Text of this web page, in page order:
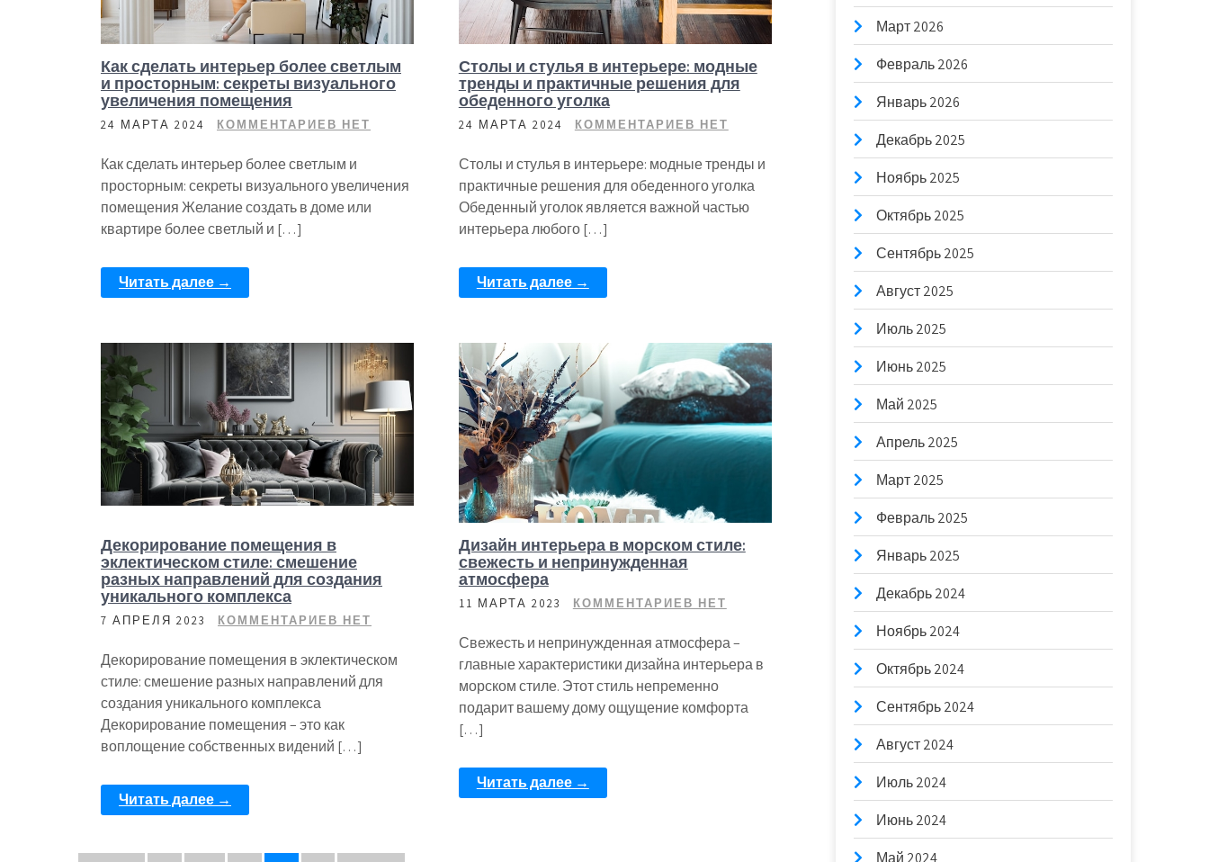
Как сделать интерьер более светлым
и просторным: секреты визуального
увеличения помещения
24 МАРТА 2024 КОММЕНТАРИЕВ НЕТ
Как сделать интерьер более светлым и
просторным: секреты визуального увеличения
помещения Желание создать в доме или
квартире более светлый и […]
Читать далее →
Столы и стулья в интерьере: модные
тренды и практичные решения для
обеденного уголка
24 МАРТА 2024 КОММЕНТАРИЕВ НЕТ
Столы и стулья в интерьере: модные тренды и
практичные решения для обеденного уголка
Обеденный уголок является важной частью
интерьера любого […]
Читать далее →
Декорирование помещения в
эклектическом стиле: смешение
разных направлений для создания
уникального комплекса
7 АПРЕЛЯ 2023 КОММЕНТАРИЕВ НЕТ
Декорирование помещения в эклектическом
стиле: смешение разных направлений для
создания уникального комплекса
Декорирование помещения – это как
воплощение собственных видений […]
Читать далее →
Дизайн интерьера в морском стиле:
свежесть и непринужденная
атмосфера
11 МАРТА 2023 КОММЕНТАРИЕВ НЕТ
Свежесть и непринужденная атмосфера –
главные характеристики дизайна интерьера в
морском стиле. Этот стиль непременно
подарит вашему дому ощущение комфорта
[…]
Читать далее →
Март 2026
Февраль 2026
Январь 2026
Декабрь 2025
Ноябрь 2025
Октябрь 2025
Сентябрь 2025
Август 2025
Июль 2025
Июнь 2025
Май 2025
Апрель 2025
Март 2025
Февраль 2025
Январь 2025
Декабрь 2024
Ноябрь 2024
Октябрь 2024
Сентябрь 2024
Август 2024
Июль 2024
Июнь 2024
Май 2024